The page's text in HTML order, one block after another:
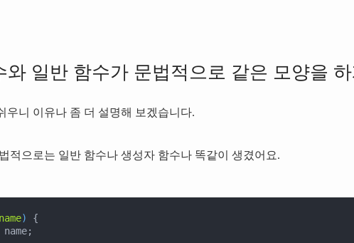
와 일반 함수가 문법적으로 같은 모양을
우니 이유나 좀 더 설명해 보겠습니다.
적으로는 일반 함수나 생성자 함수나 똑같이 생겼어요.
name) {